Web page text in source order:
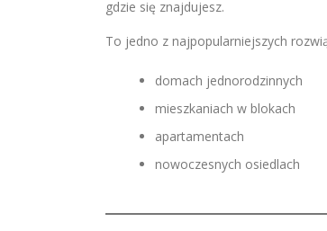
gdzie się znajdujesz.
To jedno z najpopularniejszych
domach jednorodzinnych
mieszkaniach w blokach
apartamentach
nowoczesnych osiedlach